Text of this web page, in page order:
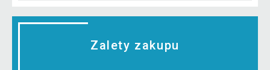
Zalety zakupu